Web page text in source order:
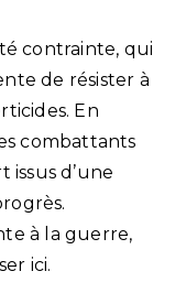
contrainte, qui
de résister à
En
combattants
d’une
à la guerre,
ici.